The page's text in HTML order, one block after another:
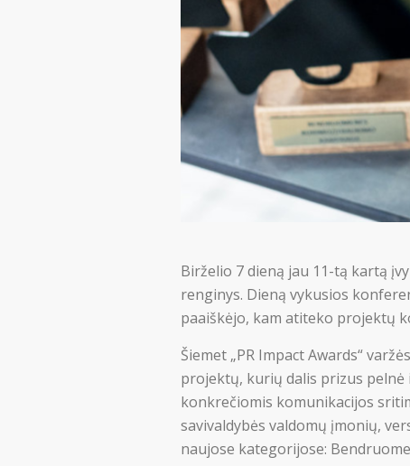
Birželio 7 dieną jau 11-tą kartą
renginys. Dieną vykusios
paaiškėjo, kam atiteko projektų
Šiemet „PR Impact Awards“
projektų, kurių dalis prizus
konkrečiomis komunikacijos
savivaldybės valdomų įmonių,
naujose kategorijose: